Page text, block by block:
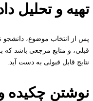
تهیه و تحلیل
پس از انتخاب موضوع، دانشجو
قبلی، و منابع مرجعی باشد
نتایج قابل قبولی به دست آید.
نوشتن چکیده